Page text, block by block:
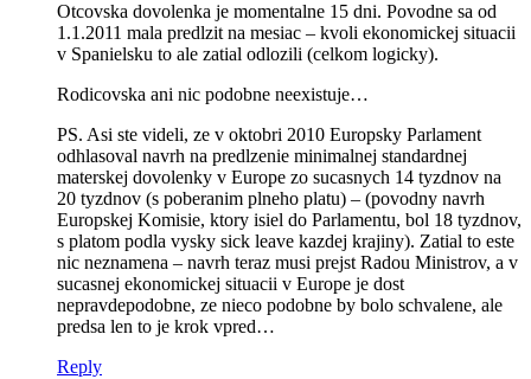
Otcovska dovolenka je momentalne 15 dni. Povodne sa od
1.1.2011 mala predlzit na mesiac – kvoli ekonomickej situacii
v Spanielsku to ale zatial odlozili (celkom logicky).
Rodicovska ani nic podobne neexistuje…
PS. Asi ste videli, ze v oktobri 2010 Europsky Parlament
odhlasoval navrh na predlzenie minimalnej standardnej
materskej dovolenky v Europe zo sucasnych 14 tyzdnov na
20 tyzdnov (s poberanim plneho platu) – (povodny navrh
Europskej Komisie, ktory isiel do Parlamentu, bol 18 tyzdnov,
s platom podla vysky sick leave kazdej krajiny). Zatial to este
nic neznamena – navrh teraz musi prejst Radou Ministrov, a v
sucasnej ekonomickej situacii v Europe je dost
nepravdepodobne, ze nieco podobne by bolo schvalene, ale
predsa len to je krok vpred…
Reply